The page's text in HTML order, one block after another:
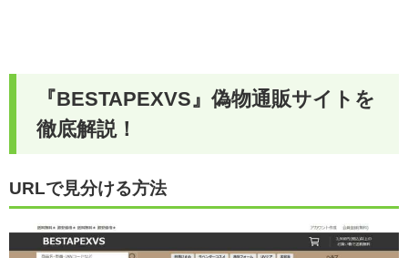
『BESTAPEXVS』偽物通販サイトを
徹底解説！
URLで見分ける方法